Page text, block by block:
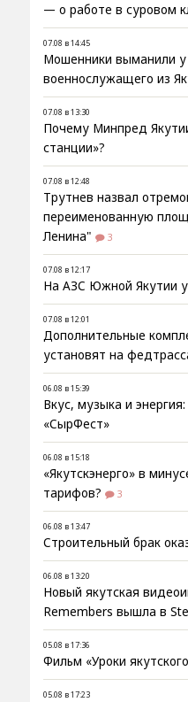
— о работе в суровом
07.08 в 14:45
Мошенники выманили у
военнослужащего из
07.08 в 13:30
Почему Минпред
станции»?
07.08 в 12:48
Трутнев назвал
переименованную
Ленина"
3
07.08 в 12:17
На АЗС Южной Якутии
07.08 в 12:01
Дополнительные
установят на
06.08 в 15:39
Вкус, музыка и
«СырФест»
06.08 в 15:18
«Якутскэнерго» в
тарифов?
3
06.08 в 13:47
Строительный брак
06.08 в 13:20
Новый якутская
Remembers вышла в
05.08 в 17:36
Фильм «Уроки
05.08 в 17:23